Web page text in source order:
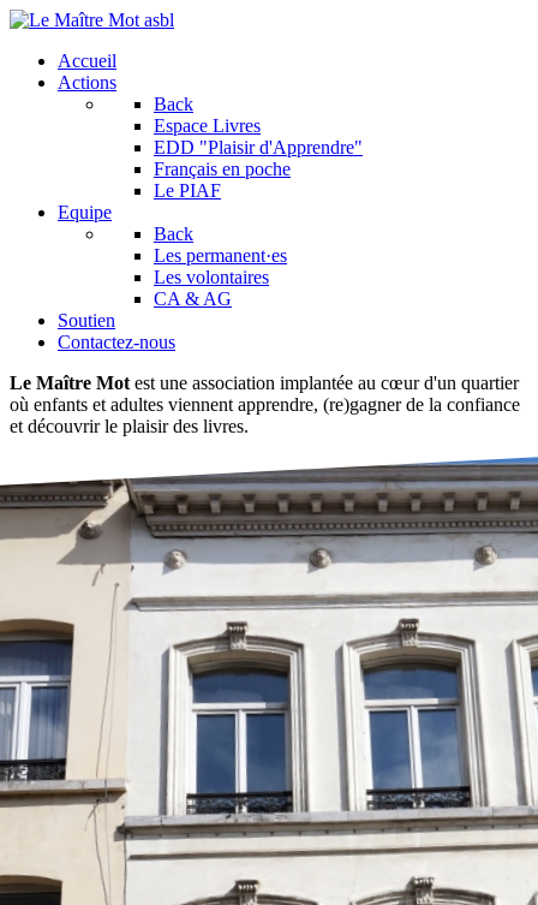
Accueil
Actions
Back
Espace Livres
EDD "Plaisir d'Apprendre"
Français en poche
Le PIAF
Equipe
Back
Les permanent·es
Les volontaires
CA & AG
Soutien
Contactez-nous
Le Maître Mot est une association implantée au cœur d'un quartier
où enfants et adultes viennent apprendre, (re)gagner de la confiance
et découvrir le plaisir des livres.